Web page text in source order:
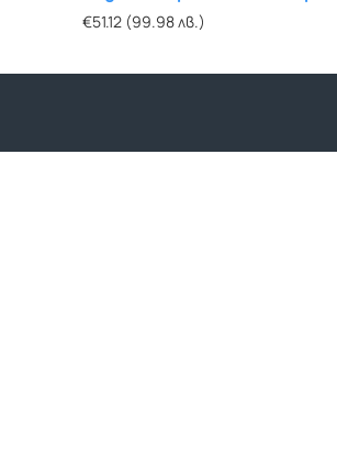
€38.34 (74.99 лв.)
€51.12 (99.98 лв.)